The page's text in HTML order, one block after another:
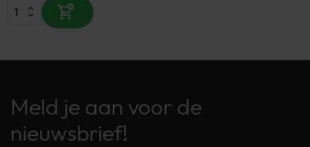
Meld je aan voor de
nieuwsbrief!